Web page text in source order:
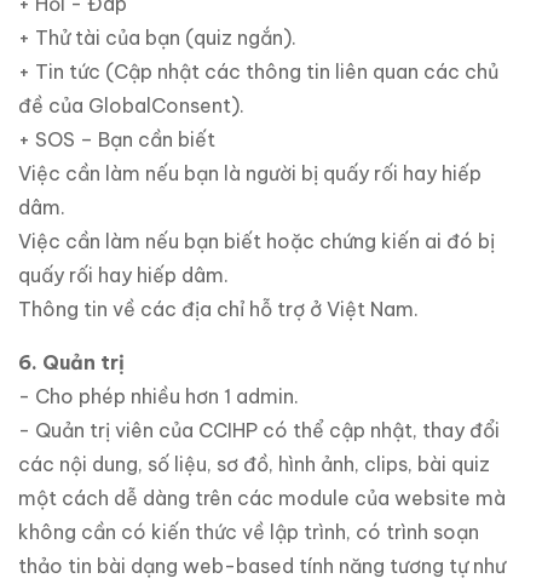
+ Thử tài của bạn (quiz ngắn).
+ Tin tức (Cập nhật các thông tin liên quan các chủ
đề của GlobalConsent).
+ SOS – Bạn cần biết
Việc cần làm nếu bạn là người bị quấy rối hay hiếp
dâm.
Việc cần làm nếu bạn biết hoặc chứng kiến ai đó bị
quấy rối hay hiếp dâm.
Thông tin về các địa chỉ hỗ trợ ở Việt Nam.
6. Quản trị
- Cho phép nhiều hơn 1 admin.
- Quản trị viên của CCIHP có thể cập nhật, thay đổi
các nội dung, số liệu, sơ đồ, hình ảnh, clips, bài quiz
một cách dễ dàng trên các module của website mà
không cần có kiến thức về lập trình, có trình soạn
thảo tin bài dạng web-based tính năng tương tự như